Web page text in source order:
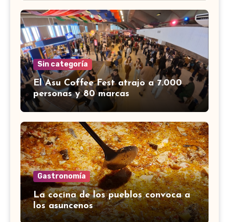
Sin categoría
El Asu Coffee Fest atrajo a 7.000
personas y 80 marcas
Gastronomía
La cocina de los pueblos convoca a
los asuncenos